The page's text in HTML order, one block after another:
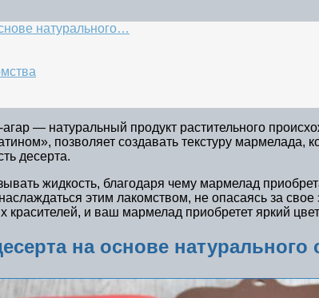
натурального…
— натуральный продукт растительного
позволяет создавать текстуру мармелада,
десерта.
жидкость, благодаря чему мармелад
этим лакомством, не опасаясь за
красителей, и ваш мармелад приобретет яркий
на основе